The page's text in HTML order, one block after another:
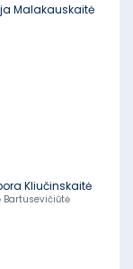
Malakauskaitė
Kliučinskaitė
Bartusevičiūtė